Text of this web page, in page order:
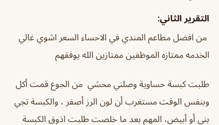
التقرير الثاني:
من افضل مطاعم المندي في الاحساء السعر اشوي غالي
الخدمه ممتازه الموظفين ممتازين الله يوفقهم
طلبت كبسة حساوية وصلني محشي من الجوع قمت أكل
وبنفس الوقت مستغرب أن لون الرز أصفر ، والكبسة تجي
بني أو أبيض، المهم بعد ما خلصت طلبت اذوق الكبسة